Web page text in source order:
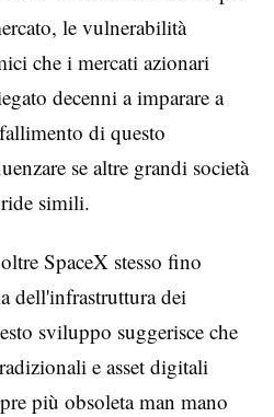
le vulnerabilità
che i mercati azionari
decenni a imparare a
di questo
se altre grandi società
simili.
SpaceX stesso fino
dell'infrastruttura dei
sviluppo suggerisce che
e asset digitali
più obsoleta man mano